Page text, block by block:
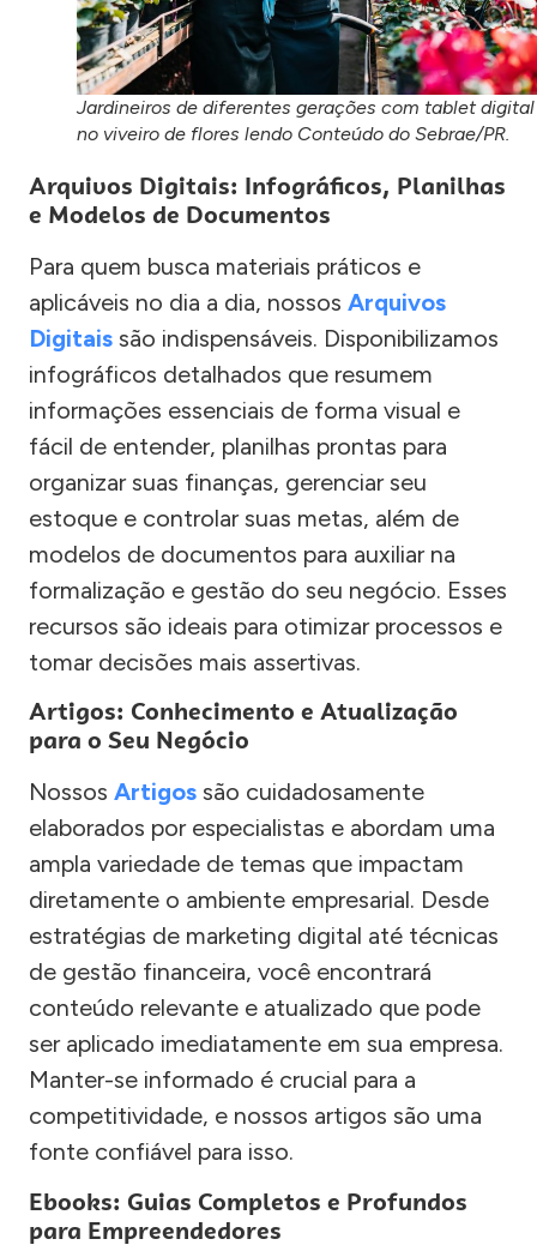
Jardineiros de diferentes gerações com tablet digital
no viveiro de flores lendo Conteúdo do Sebrae/PR.
Arquivos Digitais: Infográficos, Planilhas
e Modelos de Documentos
Para quem busca materiais práticos e
aplicáveis no dia a dia, nossos Arquivos
Digitais são indispensáveis. Disponibilizamos
infográficos detalhados que resumem
informações essenciais de forma visual e
fácil de entender, planilhas prontas para
organizar suas finanças, gerenciar seu
estoque e controlar suas metas, além de
modelos de documentos para auxiliar na
formalização e gestão do seu negócio. Esses
recursos são ideais para otimizar processos e
tomar decisões mais assertivas.
Artigos: Conhecimento e Atualização
para o Seu Negócio
Nossos Artigos são cuidadosamente
elaborados por especialistas e abordam uma
ampla variedade de temas que impactam
diretamente o ambiente empresarial. Desde
estratégias de marketing digital até técnicas
de gestão financeira, você encontrará
conteúdo relevante e atualizado que pode
ser aplicado imediatamente em sua empresa.
Manter-se informado é crucial para a
competitividade, e nossos artigos são uma
fonte confiável para isso.
Ebooks: Guias Completos e Profundos
para Empreendedores